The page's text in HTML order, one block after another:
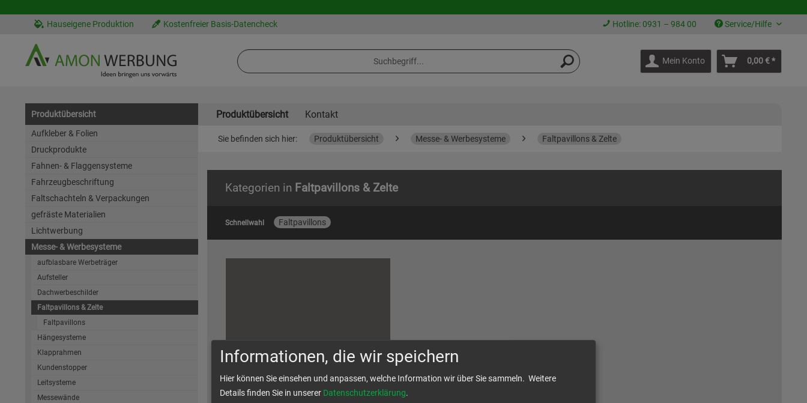
Hauseigene Produktion Kostenfreier Basis-Datencheck Hotline: 0931 – 984 00 Service/Hilfe
Mein Konto 0,00 € *
Produktübersicht
Aufkleber & Folien
Druckprodukte
Fahnen- & Flaggensysteme
Fahrzeugbeschriftung
Faltschachteln & Verpackungen
gefräste Materialien
Lichtwerbung
Messe- & Werbesysteme
aufblasbare Werbeträger
Aufsteller
Dachwerbeschilder
Faltpavillons & Zelte
Faltpavillons
Hängesysteme
Klapprahmen
Kundenstopper
Leitsysteme
Messewände
Produktübersicht Kontakt
Sie befinden sich hier: Produktübersicht Messe- & Werbesysteme Faltpavillons & Zelte
Kategorien in Faltpavillons & Zelte
Schnellwahl Faltpavillons
Faltpavillons
Faltpavillons ✓verschiedene Größen
✓individuell bedruckt ✓viele Optionen
Informationen, die wir speichern
Hier können Sie einsehen und anpassen, welche Information wir über Sie sammeln. Weitere
Details finden Sie in unserer Datenschutzerklärung.